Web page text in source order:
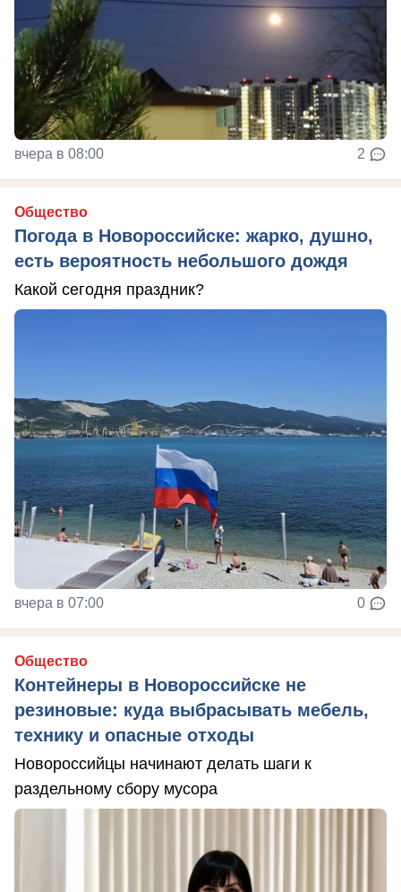
вчера в 08:00 2
Общество
Погода в Новороссийске: жарко, душно,
есть вероятность небольшого дождя
Какой сегодня праздник?
вчера в 07:00 0
Общество
Контейнеры в Новороссийске не
резиновые: куда выбрасывать мебель,
технику и опасные отходы
Новороссийцы начинают делать шаги к
раздельному сбору мусора